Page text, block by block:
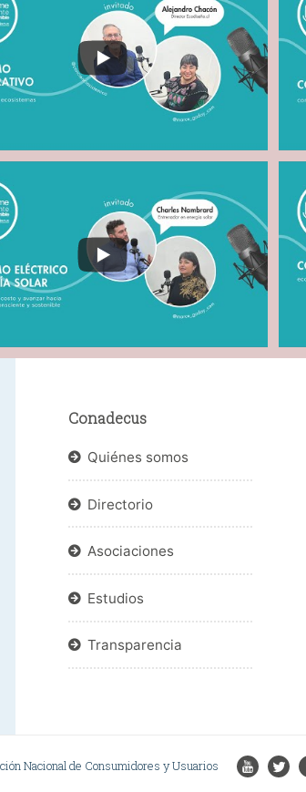
Conadecus
Quiénes somos
Directorio
Asociaciones
Estudios
Transparencia
Nacional de Consumidores y Usuarios